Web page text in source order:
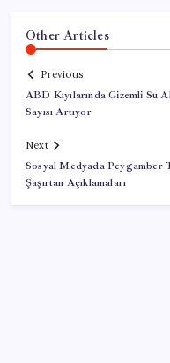
Other Articles
Previous
ABD Kıyılarında Gizemli Su
Sayısı Artıyor
Next
Sosyal Medyada Peygamber
Şaşırtan Açıklamaları